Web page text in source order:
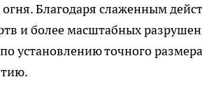
огня. Благодаря слаженным
и более масштабных
установлению точного